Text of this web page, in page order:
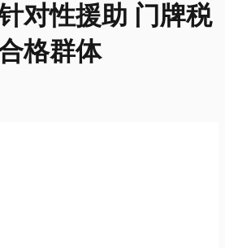
对性援助 门牌税
格群体